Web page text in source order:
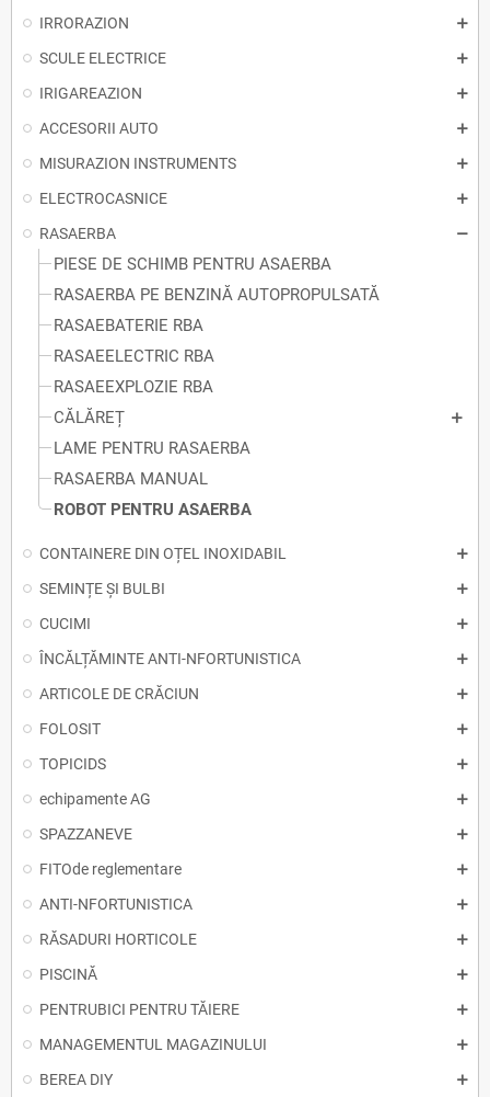
IRRORAZION
SCULE ELECTRICE
IRIGAREAZION
ACCESORII AUTO
MISURAZION INSTRUMENTS
ELECTROCASNICE
RASAERBA
PIESE DE SCHIMB PENTRU ASAERBA
RASAERBA PE BENZINĂ AUTOPROPULSATĂ
RASAEBATERIE RBA
RASAEELECTRIC RBA
RASAEEXPLOZIE RBA
CĂLĂREȚ
LAME PENTRU RASAERBA
RASAERBA MANUAL
ROBOT PENTRU ASAERBA
CONTAINERE DIN OȚEL INOXIDABIL
SEMINȚE ȘI BULBI
CUCIMI
ÎNCĂLȚĂMINTE ANTI-NFORTUNISTICA
ARTICOLE DE CRĂCIUN
FOLOSIT
TOPICIDS
echipamente AG
SPAZZANEVE
FITOde reglementare
ANTI-NFORTUNISTICA
RĂSADURI HORTICOLE
PISCINĂ
PENTRUBICI PENTRU TĂIERE
MANAGEMENTUL MAGAZINULUI
BEREA DIY